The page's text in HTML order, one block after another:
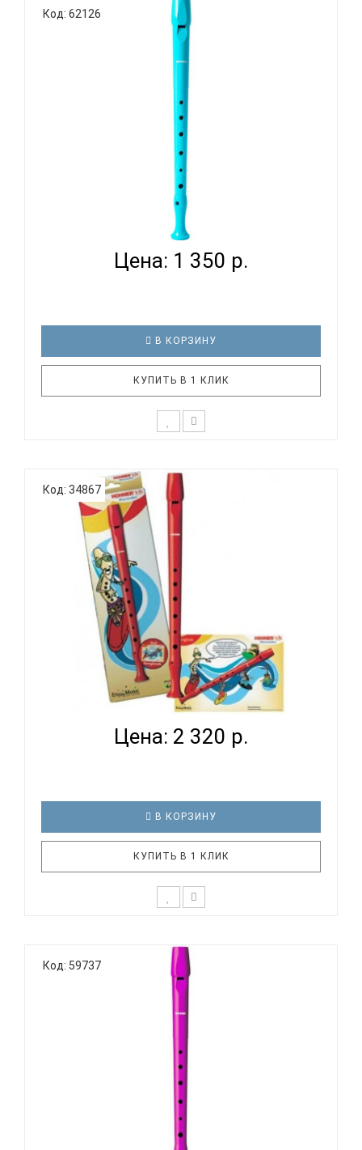
стараться правильно их направить в этом.
Прекрасный и живой звук блокфлейты является
одним из лучших способов с детства развивать
слух у ребенка. В тоже время, дети будут у..
Код: 62126
HOHNER B95084 LB - БЛОКФЛЕЙТА СОПРАНО
НЕМЕЦКАЯ СИС...
Цена: 1 350 р.
В КОРЗИНУ
КУПИТЬ В 1 КЛИК
качество звучания инструмента и нужно
стараться правильно их направить в этом.
Прекрасный и живой звук блокфлейты является
одним из лучших способов с детства развивать
слух у ребенка. В тоже время, дети будут у..
Код: 34867
HOHNER K95086 - БЛОКФЛЕЙТА СОПРАНО
НЕМЕЦКАЯ СИСТЕМ...
Цена: 2 320 р.
В КОРЗИНУ
КУПИТЬ В 1 КЛИК
качество звучания инструмента и нужно
стараться правильно их направить в этом.
Прекрасный и живой звук блокфлейты является
одним из лучших способов с детства развивать
слух у ребенка. В тоже время, дети будут у..
Код: 59737